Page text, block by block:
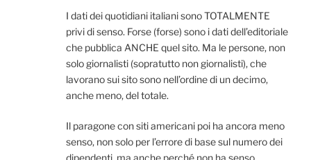
I dati dei quotidiani italiani sono TOTALMENTE
privi di senso. Forse (forse) sono i dati dell’editoriale
che pubblica ANCHE quel sito. Ma le persone, non
solo giornalisti (sopratutto non giornalisti), che
lavorano sui sito sono nell’ordine di un decimo,
anche meno, del totale.
Il paragone con siti americani poi ha ancora meno
senso, non solo per l’errore di base sul numero dei
dipendenti, ma anche perché non ha senso